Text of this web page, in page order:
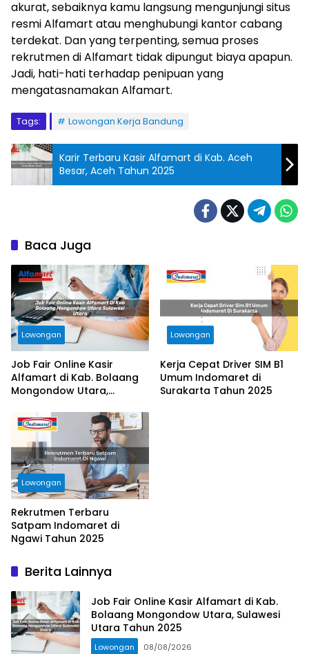
akurat, sebaiknya kamu langsung mengunjungi situs
resmi Alfamart atau menghubungi kantor cabang
terdekat. Dan yang terpenting, semua proses
rekrutmen di Alfamart tidak dipungut biaya apapun.
Jadi, hati-hati terhadap penipuan yang
mengatasnamakan Alfamart.
Tags: Lowongan Kerja Bandung
Karir Terbaru Kasir Alfamart di Kab. Aceh
Besar, Aceh Tahun 2025
Baca Juga
Lowongan
Job Fair Online Kasir
Alfamart di Kab. Bolaang
Mongondow Utara,
Lowongan
Kerja Cepat Driver SIM B1
Umum Indomaret di
Surakarta Tahun 2025
Lowongan
Rekrutmen Terbaru
Satpam Indomaret di
Ngawi Tahun 2025
Berita Lainnya
Job Fair Online Kasir Alfamart di Kab.
Bolaang Mongondow Utara, Sulawesi
Utara Tahun 2025
Lowongan 08/08/2026